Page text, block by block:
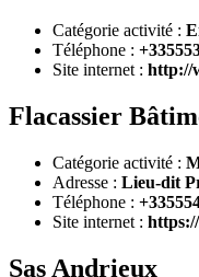
Catégorie activité :
Téléphone :
Site internet : http://
Flacassier
Catégorie activité :
Adresse : Lieu-dit
Téléphone :
Site internet :
Sas Andrieux